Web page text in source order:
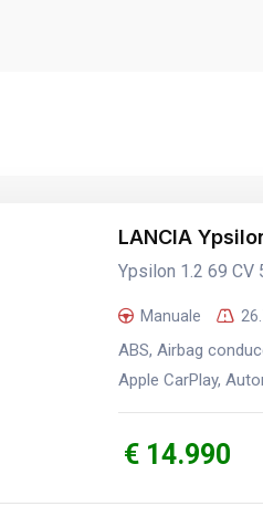
LANCIA
Ypsilon 1.2 69 CV
Manuale
ABS, Airbag
Apple CarPlay,
€ 14.990